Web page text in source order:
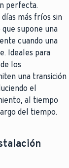
perfecta.
más fríos sin
supone una
cuando una
Ideales para
los
una transición
el
al tiempo
del tiempo.